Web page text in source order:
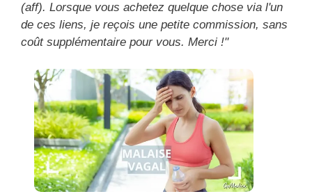
(aff). Lorsque vous achetez quelque chose via l'un
de ces liens, je reçois une petite commission, sans
coût supplémentaire pour vous. Merci !"